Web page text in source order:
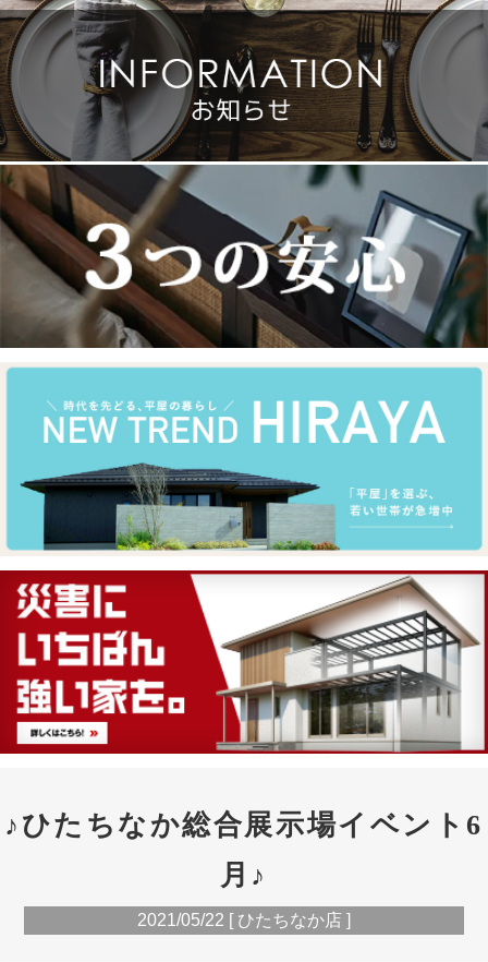
♪ひたちなか総合展示場イベント6
月♪
2021/05/22 [ ひたちなか店 ]